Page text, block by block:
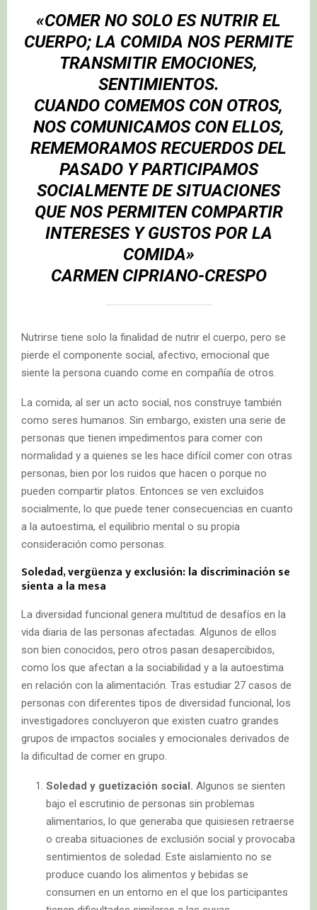
«COMER NO SOLO ES NUTRIR EL
CUERPO; LA COMIDA NOS PERMITE
TRANSMITIR EMOCIONES,
SENTIMIENTOS.
CUANDO COMEMOS CON OTROS,
NOS COMUNICAMOS CON ELLOS,
REMEMORAMOS RECUERDOS DEL
PASADO Y PARTICIPAMOS
SOCIALMENTE DE SITUACIONES
QUE NOS PERMITEN COMPARTIR
INTERESES Y GUSTOS POR LA
COMIDA»
CARMEN CIPRIANO-CRESPO
Nutrirse tiene solo la finalidad de nutrir el cuerpo, pero se
pierde el componente social, afectivo, emocional que
siente la persona cuando come en compañía de otros.
La comida, al ser un acto social, nos construye también
como seres humanos. Sin embargo, existen una serie de
personas que tienen impedimentos para comer con
normalidad y a quienes se les hace difícil comer con otras
personas, bien por los ruidos que hacen o porque no
pueden compartir platos. Entonces se ven excluidos
socialmente, lo que puede tener consecuencias en cuanto
a la autoestima, el equilibrio mental o su propia
consideración como personas.
Soledad, vergüenza y exclusión: la discriminación se
sienta a la mesa
La diversidad funcional genera multitud de desafíos en la
vida diaria de las personas afectadas. Algunos de ellos
son bien conocidos, pero otros pasan desapercibidos,
como los que afectan a la sociabilidad y a la autoestima
en relación con la alimentación. Tras estudiar 27 casos de
personas con diferentes tipos de diversidad funcional, los
investigadores concluyeron que existen cuatro grandes
grupos de impactos sociales y emocionales derivados de
la dificultad de comer en grupo.
Soledad y guetización social. Algunos se sienten
bajo el escrutinio de personas sin problemas
alimentarios, lo que generaba que quisiesen retraerse
o creaba situaciones de exclusión social y provocaba
sentimientos de soledad. Este aislamiento no se
produce cuando los alimentos y bebidas se
consumen en un entorno en el que los participantes